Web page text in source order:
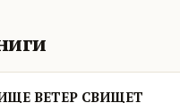
ВЕТЕР СВИЩЕТ